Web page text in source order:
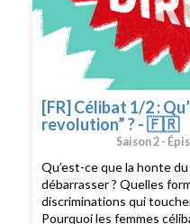
[FR] Célibat 1/2 :
revolution” ? - 🇫🇷
Saison 2 -
Qu’est-ce que la honte
débarrasser ? Quelles
discriminations qui
Pourquoi les femmes